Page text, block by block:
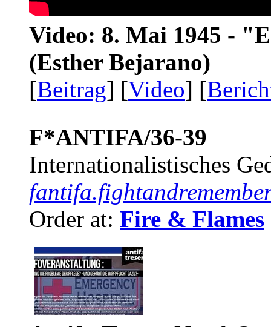
Video: 8. Mai 1945 -
(Esther Bejarano)
[Beitrag] [Video] [
F*ANTIFA/36-39
Internationalistisches
Order at: Fire & Flames